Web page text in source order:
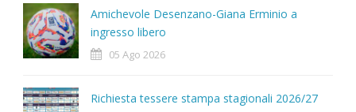
Amichevole Desenzano-Giana Erminio a
ingresso libero
05 Ago 2026
Richiesta tessere stampa stagionali 2026/27